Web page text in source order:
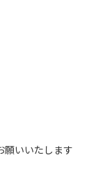
願いいたします